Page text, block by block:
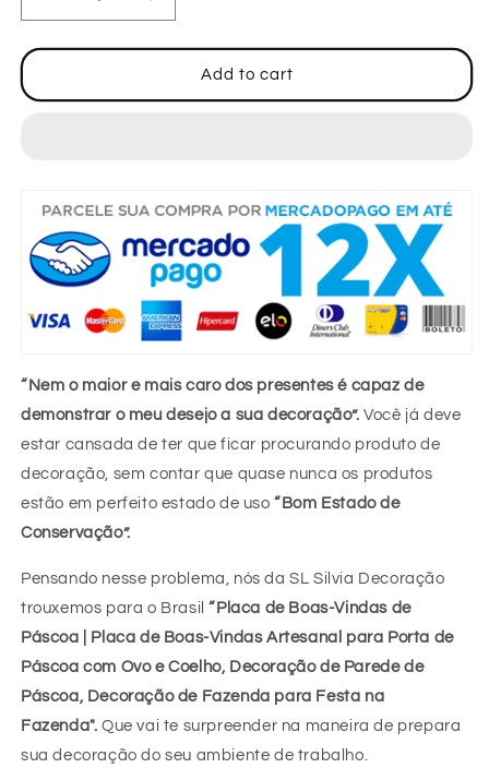
Decrease
quantity
for
de
|
Placa
de
Boas-
Vindas
Artesanal
de
Páscoa
Increase
quantity
for
de
|
Placa
de
Boas-
Vindas
Artesanal
para
de
Páscoa
Add to cart
“Nem o maior e mais caro dos presentes é capaz de
demonstrar o meu desejo a sua decoração”. Você já deve
estar cansada de ter que ficar procurando produto de
decoração, sem contar que quase nunca os produtos
estão em perfeito estado de uso “Bom Estado de
Conservação”.
Pensando nesse problema, nós da SL Silvia Decoração
trouxemos para o Brasil “Placa de Boas-Vindas de
Páscoa | Placa de Boas-Vindas Artesanal para Porta de
Páscoa com Ovo e Coelho, Decoração de Parede de
Páscoa, Decoração de Fazenda para Festa na
Fazenda". Que vai te surpreender na maneira de prepara
sua decoração do seu ambiente de trabalho.